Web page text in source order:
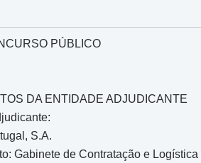
PÚBLICO
DA ENTIDADE ADJUDICANTE
S.A.
Gabinete de Contratação e